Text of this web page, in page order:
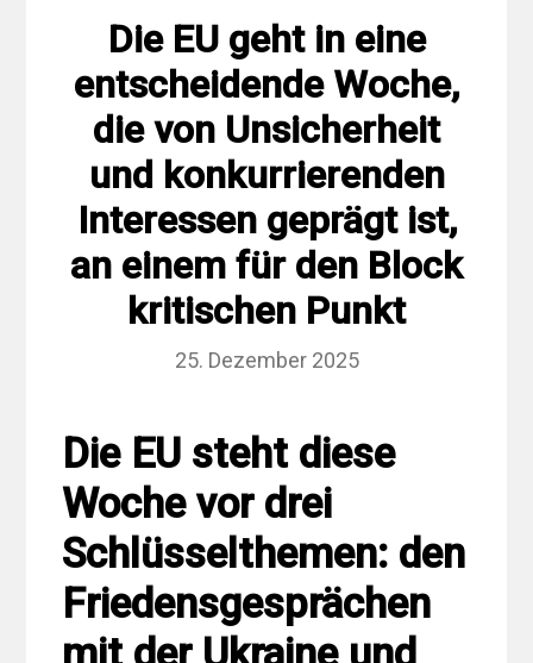
Die EU geht in eine
entscheidende Woche,
die von Unsicherheit
und konkurrierenden
Interessen geprägt ist,
an einem für den Block
kritischen Punkt
25. Dezember 2025
Die EU steht diese
Woche vor drei
Schlüsselthemen: den
Friedensgesprächen